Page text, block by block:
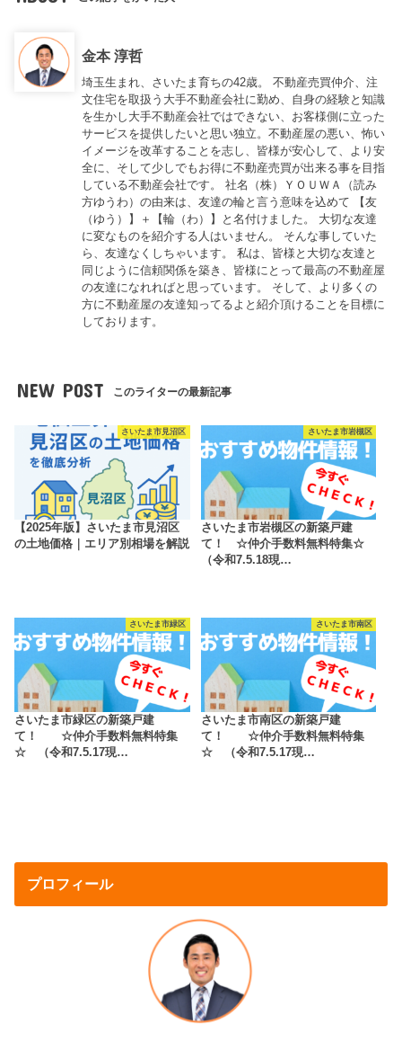
金本 淳哲
埼玉生まれ、さいたま育ちの42歳。 不動産売買仲介、注
文住宅を取扱う大手不動産会社に勤め、自身の経験と知識
を生かし大手不動産会社ではできない、お客様側に立った
サービスを提供したいと思い独立。不動産屋の悪い、怖い
イメージを改革することを志し、皆様が安心して、より安
全に、そして少しでもお得に不動産売買が出来る事を目指
している不動産会社です。 社名（株）ＹＯＵＷＡ（読み
方ゆうわ）の由来は、友達の輪と言う意味を込めて 【友
（ゆう）】＋【輪（わ）】と名付けました。 大切な友達
に変なものを紹介する人はいません。 そんな事していた
ら、友達なくしちゃいます。 私は、皆様と大切な友達と
同じように信頼関係を築き、皆様にとって最高の不動産屋
の友達になれればと思っています。 そして、より多くの
方に不動産屋の友達知ってるよと紹介頂けることを目標に
しております。
NEW POST このライターの最新記事
さいたま市見沼区
【2025年版】さいたま市見沼区
の土地価格｜エリア別相場を解説
さいたま市岩槻区
さいたま市岩槻区の新築戸建
て！ ☆仲介手数料無料特集☆
（令和7.5.18現…
さいたま市緑区
さいたま市緑区の新築戸建
て！ ☆仲介手数料無料特集
☆ （令和7.5.17現…
さいたま市南区
さいたま市南区の新築戸建
て！ ☆仲介手数料無料特集
☆ （令和7.5.17現…
プロフィール